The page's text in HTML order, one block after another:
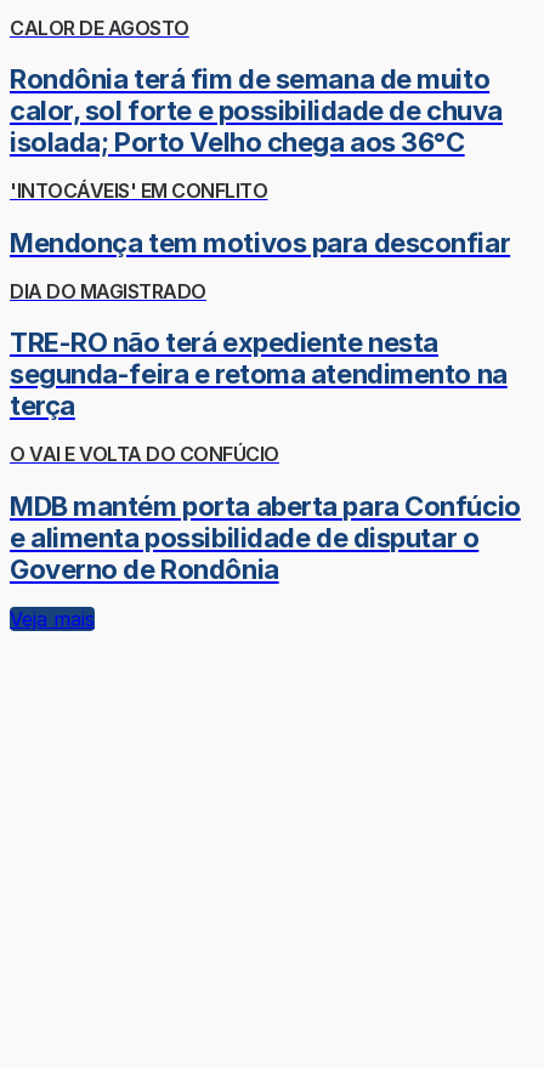
CALOR DE AGOSTO
Rondônia terá fim de semana de muito
calor, sol forte e possibilidade de chuva
isolada; Porto Velho chega aos 36°C
'INTOCÁVEIS' EM CONFLITO
Mendonça tem motivos para desconfiar
DIA DO MAGISTRADO
TRE-RO não terá expediente nesta
segunda-feira e retoma atendimento na
terça
O VAI E VOLTA DO CONFÚCIO
MDB mantém porta aberta para Confúcio
e alimenta possibilidade de disputar o
Governo de Rondônia
Veja mais